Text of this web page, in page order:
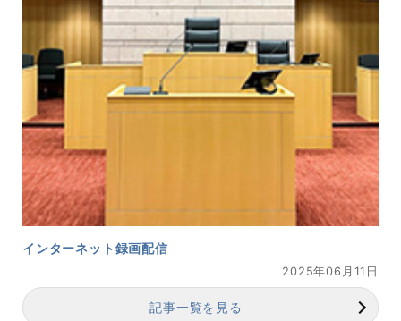
インターネット録画配信
2025年06月11日
記事一覧を見る